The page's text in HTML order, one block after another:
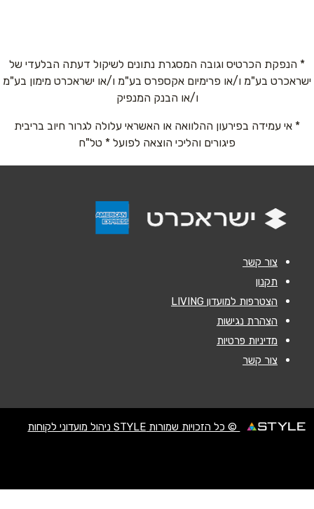
אנא חזרו אלי בקשר ל...
שליחה
* הנפקת הכרטיס וגובה המסגרת נתונים לשיקול דעתה הבלעדי של
ישראכרט בע"מ ו/או פרימיום אקספרס בע"מ ו/או ישראכרט מימון בע"מ
ו/או הבנק המנפיק
* אי עמידה בפירעון ההלוואה או האשראי עלולה לגרור חיוב בריבית
פיגורים והליכי הוצאה לפועל * טל"ח
צור קשר
תקנון
הצטרפות למועדון LIVING
הצהרת נגישות
מדיניות פרטיות
צור קשר
© כל הזכויות שמורות STYLE ניהול מועדוני לקוחות